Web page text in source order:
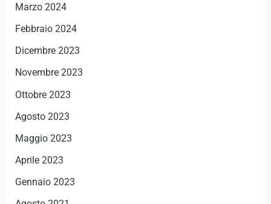
Marzo 2024
Febbraio 2024
Dicembre 2023
Novembre 2023
Ottobre 2023
Agosto 2023
Maggio 2023
Aprile 2023
Gennaio 2023